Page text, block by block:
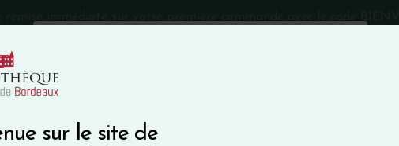
sur le site de